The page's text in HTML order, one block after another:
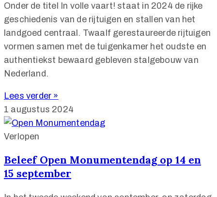
Onder de titel In volle vaart! staat in 2024 de rijke
geschiedenis van de rijtuigen en stallen van het
landgoed centraal. Twaalf gerestaureerde rijtuigen
vormen samen met de tuigenkamer het oudste en
authentiekst bewaard gebleven stalgebouw van
Nederland.
Lees verder »
1 augustus 2024
Verlopen
Beleef Open Monumentendag op 14 en
15 september